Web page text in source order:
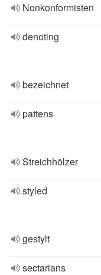
Nonkonformisten
denoting
bezeichnet
pattens
Streichhölzer
styled
gestylt
sectarians